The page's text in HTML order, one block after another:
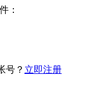
：
号？ 立即注册